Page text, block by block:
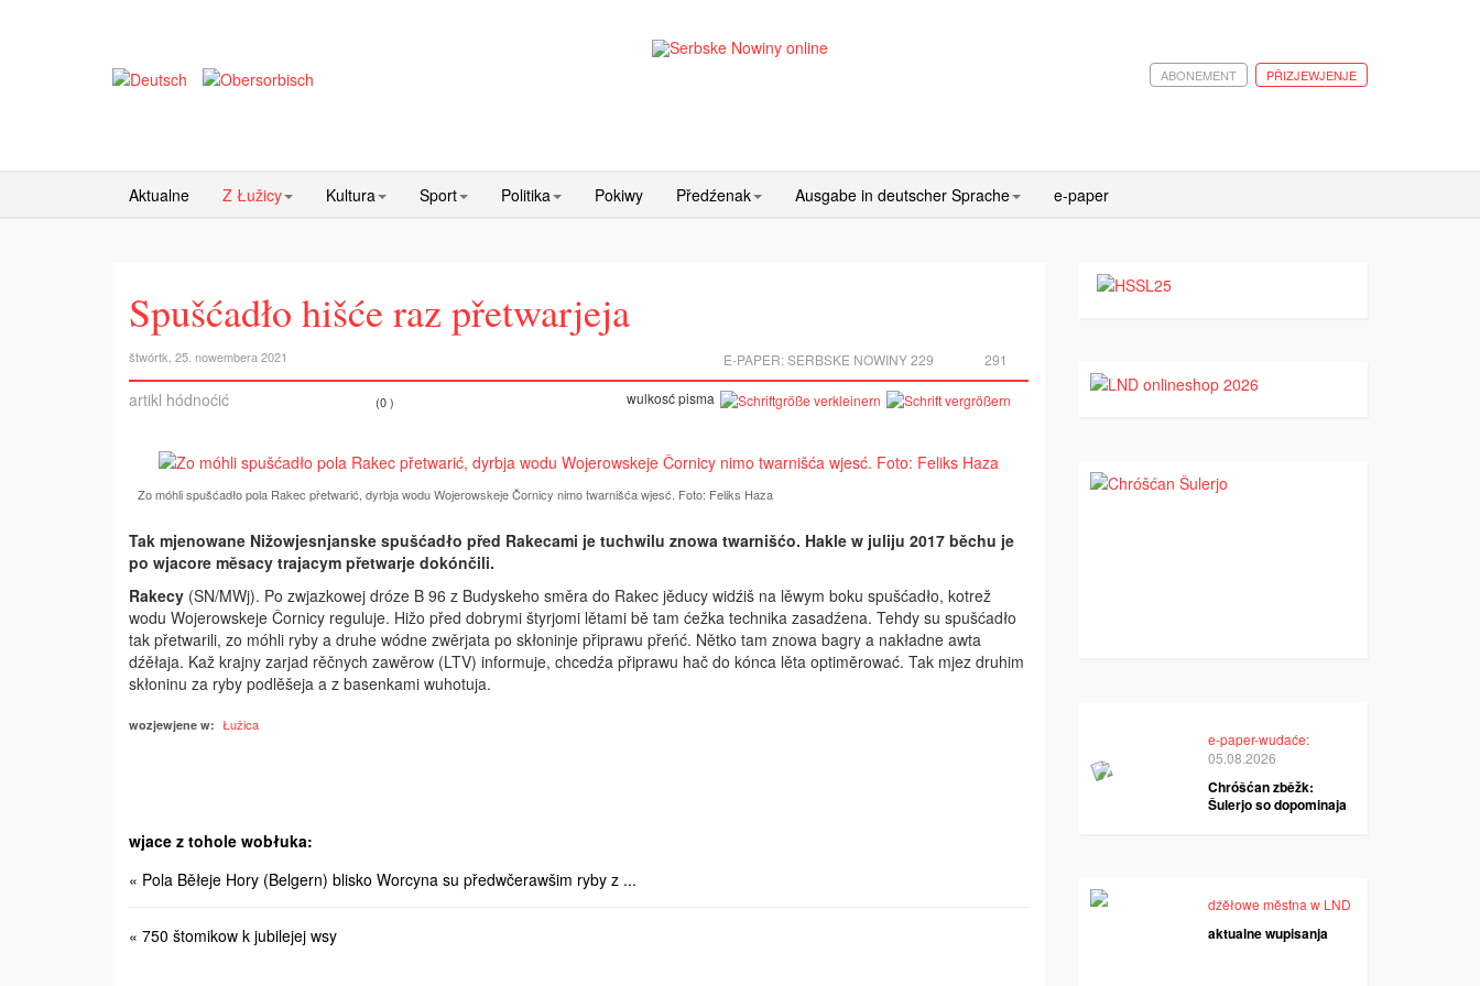
PŘIZJEWJENJE
ABONEMENT
Aktualne Z Łužicy Kultura Sport Politika Pokiwy Předźenak Ausgabe in deutscher Sprache e-paper
Spušćadło hišće raz přetwarjeja
štwórtk, 25. nowembera 2021 291
E-PAPER:SERBSKE NOWINY 229
artikl hódnoćić (0 ) wulkosć pisma
Zo móhli spušćadło pola Rakec přetwarić, dyrbja wodu Wojerowskeje Čornicy nimo twarnišća wjesć. Foto: Feliks Haza
Tak mjenowane Nižowjesnjanske spušća­dło před Rakecami je tuchwilu znowa twarnišćo. Hakle w juliju 2017 běchu je
po wjacore měsacy trajacym přetwarje dokónčili.
Rakecy (SN/MWj). Po zwjazkowej dróze B 96 z Budyskeho směra do Rakec jěducy widźiš na lěwym boku spušćadło, kotrež
wodu Wojerowskeje Čornicy reguluje. Hižo před dobrymi štyrjomi lětami bě tam ćežka technika zasadźena. Tehdy su spušćadło
tak přetwarili, zo móhli ryby a druhe wódne zwěrjata po skłoninje připrawu přeńć. Nětko tam znowa bagry a nakładne awta
dźěłaja. Kaž krajny zarjad rěčnych zawěrow (LTV) informuje, chcedźa připrawu hač do kónca lěta optiměrować. Tak mjez druhim
skłoninu za ryby podlěšeja a z basenkami wuhotuja.
wozjewjene w: Łužica
wjace z tohole wobłuka:
« Pola Běłeje Hory (Belgern) blisko Worcyna su předwčerawšim ryby z ...
« 750 štomikow k jubilejej wsy
e-paper-wudaće:
05.08.2026
Chróšćan zběžk:
Šulerjo so dopominaja
dźěłowe městna w LND
aktualne wupisanja